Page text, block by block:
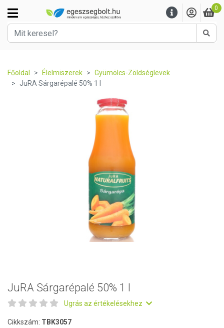
0
Főoldal Élelmiszerek
Gyümölcs-Zöldséglevek
JuRA Sárgarépalé 50% 1 l
JuRA Sárgarépalé 50% 1 l
Ugrás az értékelésekhez
Cikkszám: TBK3057